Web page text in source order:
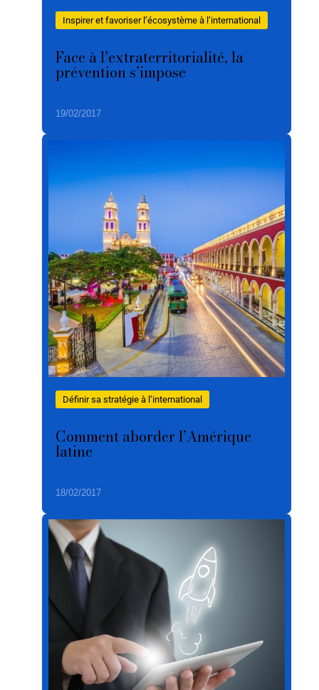
Inspirer et favoriser l’écosystème à l’international
Face à l’extraterritorialité, la
prévention s’impose
19/02/2017
Définir sa stratégie à l’international
Comment aborder l’Amérique
latine
18/02/2017